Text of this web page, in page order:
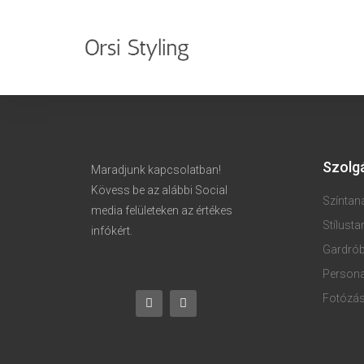
Maradjunk kapcsolatban!
Kövess be az alábbi Social
media felületeken az értékes
infókért.